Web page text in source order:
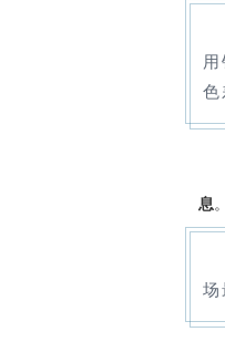
色
息。
场